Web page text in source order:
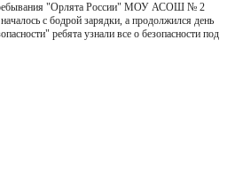
пребывания "Орлята России" МОУ АСОШ № 2
с бодрой зарядки, а продолжился день
ребята узнали все о безопасности под